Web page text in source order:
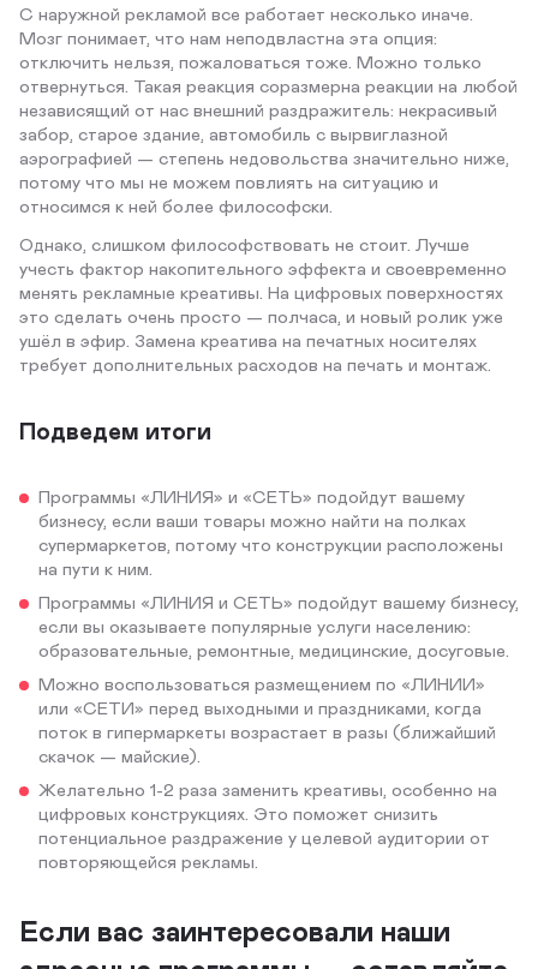
С наружной рекламой все работает несколько иначе.
Мозг понимает, что нам неподвластна эта опция:
отключить нельзя, пожаловаться тоже. Можно только
отвернуться. Такая реакция соразмерна реакции на любой
независящий от нас внешний раздражитель: некрасивый
забор, старое здание, автомобиль с вырвиглазной
аэрографией — степень недовольства значительно ниже,
потому что мы не можем повлиять на ситуацию и
относимся к ней более философски.
Однако, слишком философствовать не стоит. Лучше
учесть фактор накопительного эффекта и своевременно
менять рекламные креативы. На цифровых поверхностях
это сделать очень просто — полчаса, и новый ролик уже
ушёл в эфир. Замена креатива на печатных носителях
требует дополнительных расходов на печать и монтаж.
Подведем итоги
Программы «ЛИНИЯ» и «СЕТЬ» подойдут вашему
бизнесу, если ваши товары можно найти на полках
супермаркетов, потому что конструкции расположены
на пути к ним.
Программы «ЛИНИЯ и СЕТЬ» подойдут вашему бизнесу,
если вы оказываете популярные услуги населению:
образовательные, ремонтные, медицинские, досуговые.
Можно воспользоваться размещением по «ЛИНИИ»
или «СЕТИ» перед выходными и праздниками, когда
поток в гипермаркеты возрастает в разы (ближайший
скачок — майские).
Желательно 1-2 раза заменить креативы, особенно на
цифровых конструкциях. Это поможет снизить
потенциальное раздражение у целевой аудитории от
повторяющейся рекламы.
Если вас заинтересовали наши